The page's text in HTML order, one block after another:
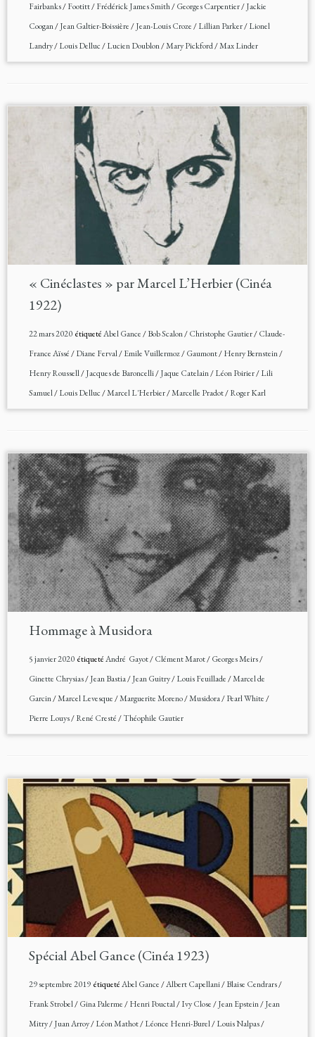
Fairbanks/Footitt/Frédérick James Smith/Georges Carpentier/Jackie
Coogan/Jean Galtier-Boissière/Jean-Louis Croze/Lillian Parker/Lionel
Landry/Louis Delluc/Lucien Doublon/Mary Pickford/Max Linder
« Cinéclastes » par Marcel L’Herbier (Cinéa
1922)
22 mars 2020étiquetéAbel Gance/Bob Scalon/Christophe Gautier/Claude-
France Aïssé/Diane Ferval/Emile Vuillermoz/Gaumont/Henry Bernstein/
Henry Roussell/Jacques de Baroncelli/Jaque Catelain/Léon Poirier/Lili
Samuel/Louis Delluc/Marcel L'Herbier/Marcelle Pradot/Roger Karl
Hommage à Musidora
5 janvier 2020étiquetéAndré Gayot/Clément Marot/Georges Meirs/
Ginette Chrysias/Jean Bastia/Jean Guitry/Louis Feuillade/Marcel de
Garcin/Marcel Levesque/Marguerite Moreno/Musidora/Pearl White/
Pierre Louys/René Cresté/Théophile Gautier
Spécial Abel Gance (Cinéa 1923)
29 septembre 2019étiquetéAbel Gance/Albert Capellani/Blaise Cendrars/
Frank Strobel/Gina Palerme/Henri Pouctal/Ivy Close/Jean Epstein/Jean
Mitry/Juan Arroy/Léon Mathot/Léonce Henri-Burel/Louis Nalpas/